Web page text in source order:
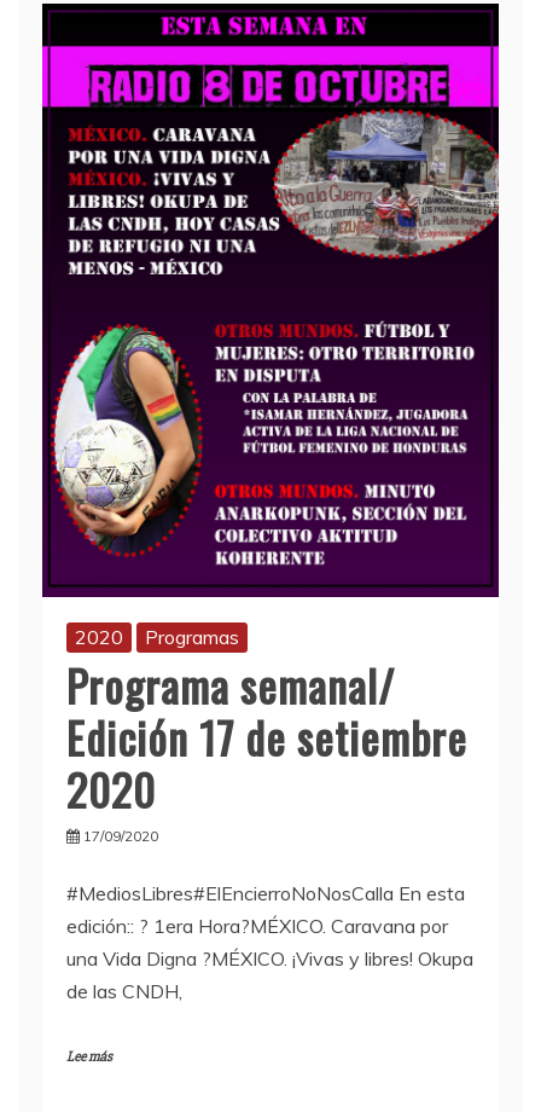
2020 Programas
Programa semanal/
Edición 17 de setiembre
2020
17/09/2020
#MediosLibres#ElEncierroNoNosCalla En esta
edición:: ? 1era Hora?MÉXICO. Caravana por
una Vida Digna ?MÉXICO. ¡Vivas y libres! Okupa
de las CNDH,
Lee más